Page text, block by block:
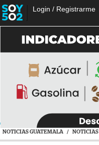
Login / Registrarme
NOTICIAS GUATEMALA / NOTICIAS